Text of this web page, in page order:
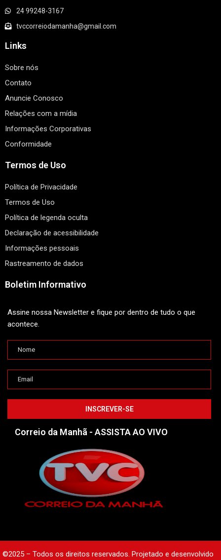
24 99248-3167
tvccorreiodamanha@gmail.com
Links
Sobre nós
Contato
Anuncie Conosco
Relações com a mídia
Informações Corporativas
Conformidade
Termos de Uso
Política de Privacidade
Termos de Uso
Política de legenda oculta
Declaração de acessibilidade
Informações pessoais
Rastreamento de dados
Boletim Informativo
Assine nossa Newsletter e fique por dentro de tudo o que
acontece.
Correio da Manhã - ASSISTA AO VIVO
©2025 – Todos os direitos reservados. Projetado e desenvolvido